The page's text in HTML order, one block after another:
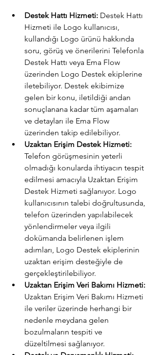
Destek Hattı Hizmeti: Destek Hattı
Hizmeti ile Logo kullanıcısı,
kullandığı Logo ürünü hakkında
soru, görüş ve önerilerini Telefonla
Destek Hattı veya Ema Flow
üzerinden Logo Destek ekiplerine
iletebiliyor. Destek ekibimize
gelen bir konu, iletildiği andan
sonuçlanana kadar tüm aşamaları
ve detayları ile Ema Flow
üzerinden takip edilebiliyor.
Uzaktan Erişim Destek Hizmeti:
Telefon görüşmesinin yeterli
olmadığı konularda ihtiyacın tespit
edilmesi amacıyla Uzaktan Erişim
Destek Hizmeti sağlanıyor. Logo
kullanıcısının talebi doğrultusunda,
telefon üzerinden yapılabilecek
yönlendirmeler veya ilgili
dokümanda belirlenen işlem
adımları, Logo Destek ekiplerinin
uzaktan erişim desteğiyle de
gerçekleştirilebiliyor.
Uzaktan Erişim Veri Bakımı Hizmeti:
Uzaktan Erişim Veri Bakımı Hizmeti
ile veriler üzerinde herhangi bir
nedenle meydana gelen
bozulmaların tespiti ve
düzeltilmesi sağlanıyor.